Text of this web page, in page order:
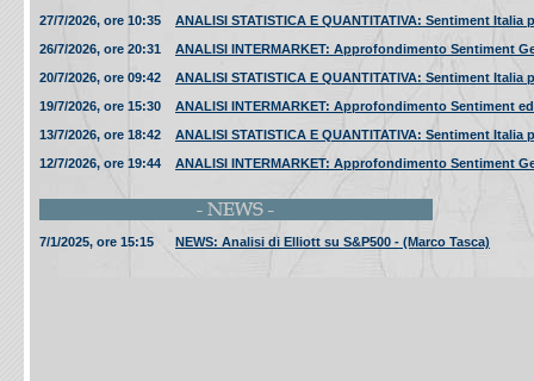
27/7/2026, ore 10:35
ANALISI STATISTICA E QUANTITATIVA: Sentiment
26/7/2026, ore 20:31
ANALISI INTERMARKET: Approfondimento Sentiment
20/7/2026, ore 09:42
ANALISI STATISTICA E QUANTITATIVA: Sentiment
19/7/2026, ore 15:30
ANALISI INTERMARKET: Approfondimento Sentiment
13/7/2026, ore 18:42
ANALISI STATISTICA E QUANTITATIVA: Sentiment
12/7/2026, ore 19:44
ANALISI INTERMARKET: Approfondimento Sentiment
7/1/2025, ore 15:15 NEWS: Analisi di Elliott su S&P500 - (Marco Tasca)